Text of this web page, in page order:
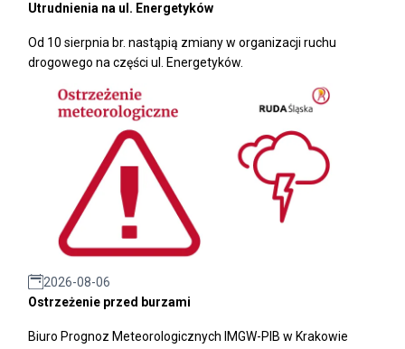
Utrudnienia na ul. Energetyków
Od 10 sierpnia br. nastąpią zmiany w organizacji ruchu
drogowego na części ul. Energetyków.
2026-08-06
Ostrzeżenie przed burzami
Biuro Prognoz Meteorologicznych IMGW-PIB w Krakowie